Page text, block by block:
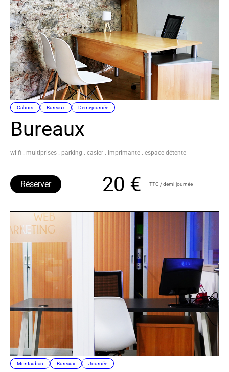
Cahors Bureaux Demi-journée
Bureaux
wi-fi . multiprises . parking . casier . imprimante . espace détente
20 € TTC / demi-journée
Réserver
Montauban Bureaux Journée